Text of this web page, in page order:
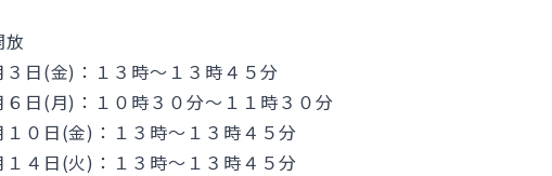
３日(金)：１３時～１３時４５分
１０時３０分～１１時３０分
)：１３時～１３時４５分
)：１３時～１３時４５分